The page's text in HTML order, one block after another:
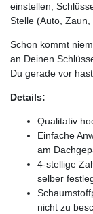
einstellen,
Stelle (Auto,
Schon kommt
an Deinen
Du gerade vor
Details:
Qualitativ
Einfache
am
4-stellige
selber
nicht zu